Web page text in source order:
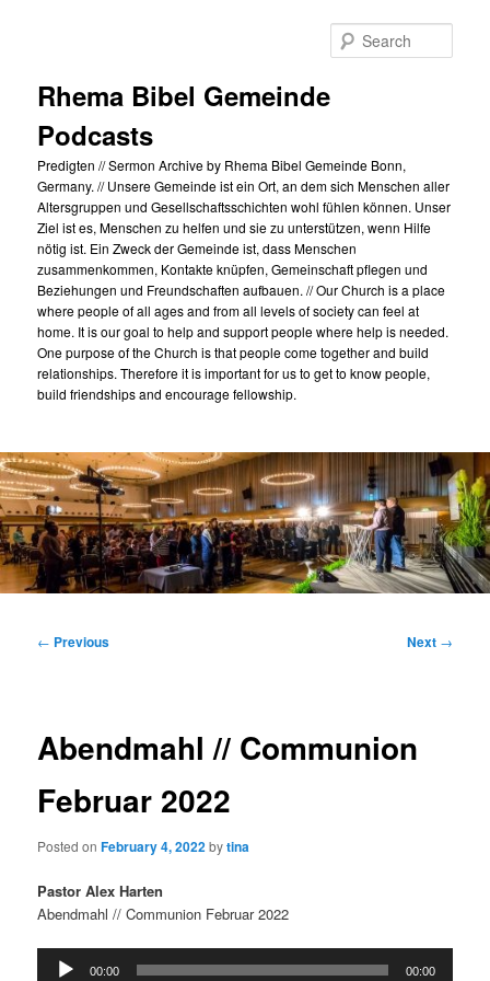
Rhema Bibel Gemeinde
Podcasts
Predigten // Sermon Archive by Rhema Bibel Gemeinde Bonn,
Germany. // Unsere Gemeinde ist ein Ort, an dem sich Menschen aller
Altersgruppen und Gesellschaftsschichten wohl fühlen können. Unser
Ziel ist es, Menschen zu helfen und sie zu unterstützen, wenn Hilfe
nötig ist. Ein Zweck der Gemeinde ist, dass Menschen
zusammenkommen, Kontakte knüpfen, Gemeinschaft pflegen und
Beziehungen und Freundschaften aufbauen. // Our Church is a place
where people of all ages and from all levels of society can feel at
home. It is our goal to help and support people where help is needed.
One purpose of the Church is that people come together and build
relationships. Therefore it is important for us to get to know people,
build friendships and encourage fellowship.
Post
← Previous Next →
Abendmahl // Communion
Februar 2022
Posted onFebruary 4, 2022bytina
Pastor Alex Harten
Abendmahl // Communion Februar 2022
Audio
00:00 00:00